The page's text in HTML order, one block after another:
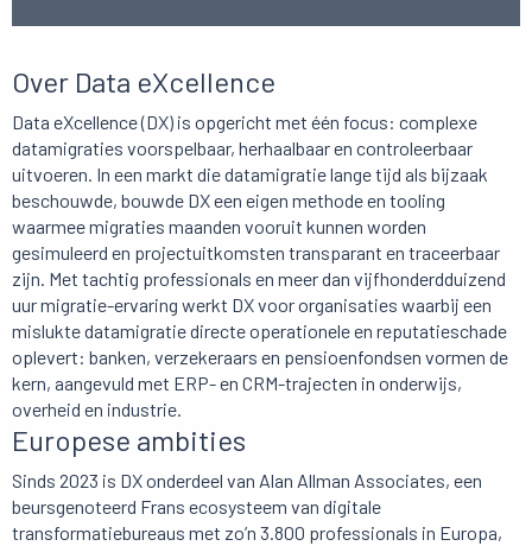
Over Data eXcellence
Data eXcellence (DX) is opgericht met één focus: complexe
datamigraties voorspelbaar, herhaalbaar en controleerbaar
uitvoeren. In een markt die datamigratie lange tijd als bijzaak
beschouwde, bouwde DX een eigen methode en tooling
waarmee migraties maanden vooruit kunnen worden
gesimuleerd en projectuitkomsten transparant en traceerbaar
zijn. Met tachtig professionals en meer dan vijfhonderdduizend
uur migratie-ervaring werkt DX voor organisaties waarbij een
mislukte datamigratie directe operationele en reputatieschade
oplevert: banken, verzekeraars en pensioenfondsen vormen de
kern, aangevuld met ERP- en CRM-trajecten in onderwijs,
overheid en industrie.
Europese ambities
Sinds 2023 is DX onderdeel van Alan Allman Associates, een
beursgenoteerd Frans ecosysteem van digitale
transformatiebureaus met zo’n 3.800 professionals in Europa,